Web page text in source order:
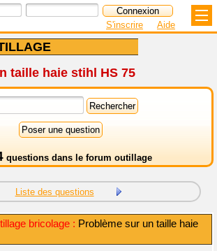
S'inscrire Aide
taille haie stihl HS 75
questions dans le forum outillage
Liste des questions
bricolage : Problème sur un taille haie